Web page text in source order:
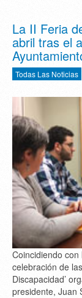
La II Feria
abril tras el
Todas Las Noticias
Coincidiendo
celebración de
Discapacidad’
presidente, Juan